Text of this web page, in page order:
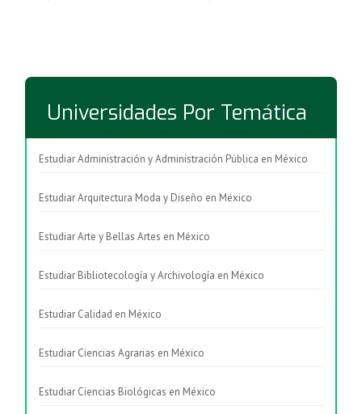
Universidades Por Temática
Estudiar Administración y Administración Pública en México
Estudiar Arquitectura Moda y Diseño en México
Estudiar Arte y Bellas Artes en México
Estudiar Bibliotecología y Archivología en México
Estudiar Calidad en México
Estudiar Ciencias Agrarias en México
Estudiar Ciencias Biológicas en México